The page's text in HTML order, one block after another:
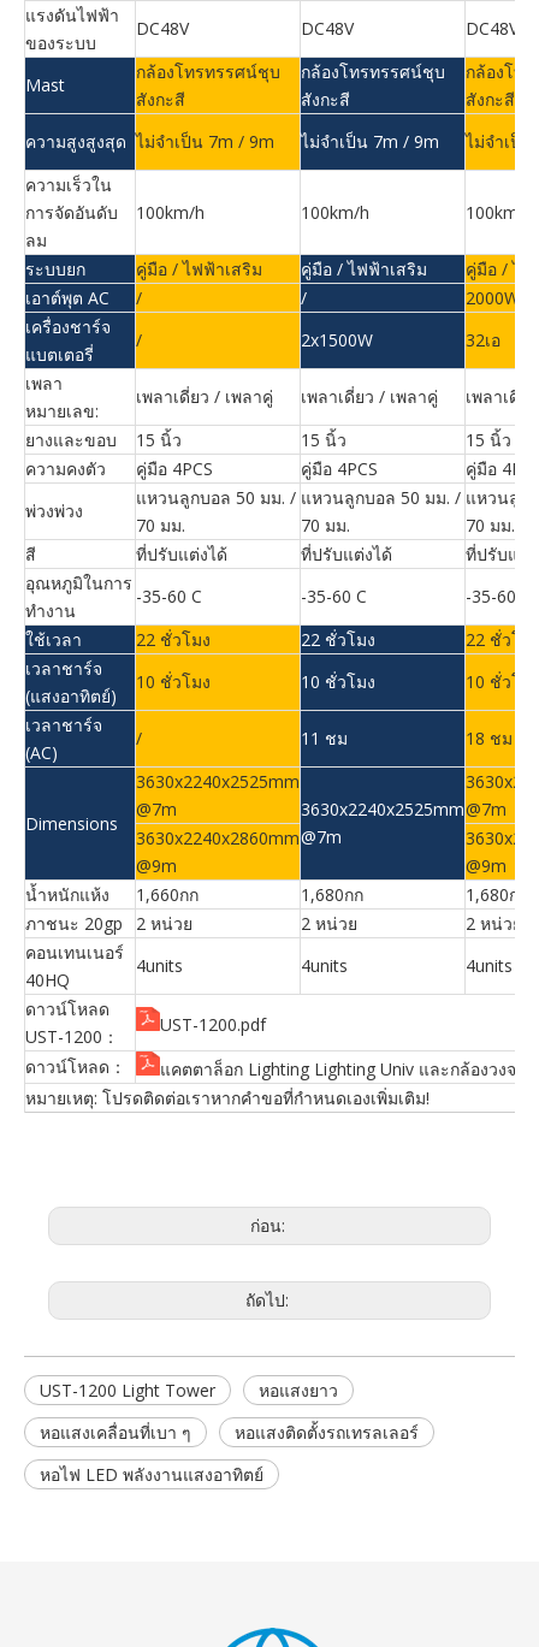
แรงดันไฟฟ้า
ของระบบ
DC48V DC48V DC48V
Mast
กล้องโทรทรรศน์ชุบ
สังกะสี
กล้องโทรทรรศน์ชุบ
สังกะสี
กล้องโท
สังกะสี
ความสูงสูงสุด ไม่จำเป็น 7m / 9m ไม่จำเป็น 7m / 9m
ไม่จำเป็
ความเร็วใน
การจัดอันดับ
ลม
100km/h 100km/h 100km/h
ระบบยก คู่มือ / ไฟฟ้าเสริม คู่มือ / ไฟฟ้าเสริม
คู่มือ / ไฟ
เอาต์พุต AC
/ /
2000W
เครื่องชาร์จ
แบตเตอรี่
/ 2x1500W
32เอ
เพลา
หมายเลข:
เพลาเดี่ยว / เพลาคู่ เพลาเดี่ยว / เพลาคู่
เพลาเดี่ย
ยางและขอบ
15 นิ้ว 15 นิ้ว
15 นิ้ว
ความคงตัว
คู่มือ 4PCS คู่มือ 4PCS
คู่มือ
พ่วงพ่วง
แหวนลูกบอล 50 มม. /
70 มม.
แหวนลูกบอล 50 มม. /
70 มม.
แหวนลูก
70 มม.
สี
ที่ปรับแต่งได้ ที่ปรับแต่งได้
ที่ปรับแต่
อุณหภูมิในการ
ทำงาน
-35-60 C -35-60 C
-35-60 C
ใช้เวลา
22 ชั่วโมง 22 ชั่วโมง
22 ชั่วโมง
เวลาชาร์จ
(แสงอาทิตย์)
10 ชั่วโมง 10 ชั่วโมง
10 ชั่วโมง
เวลาชาร์จ
(AC)
/ 11 ชม 18 ชม
Dimensions
3630x2240x2525mm
@7m
3630x2240x2525mm
@7m
@7m
3630x2240x2860mm
@9m
@9m
น้ำหนักแห้ง
1,660กก 1,680กก
1,680กก
ภาชนะ 20gp
2 หน่วย 2 หน่วย
2 หน่วย
คอนเทนเนอร์
40HQ
4units 4units
4units
ดาวน์โหลด
UST-1200：
UST-1200.pdf
ดาวน์โหลด：
แคตตาล็อก Lighting Lighting Univ และกล้องวงจร
หมายเหตุ: โปรดติดต่อเราหากคำขอที่กำหนดเองเพิ่มเติม!
ก่อน:
ถัดไป:
UST-1200 Light Tower
หอแสงยาว
หอแสงเคลื่อนที่เบา ๆ
หอแสงติดตั้งรถเทรลเลอร์
หอไฟ LED พลังงานแสงอาทิตย์